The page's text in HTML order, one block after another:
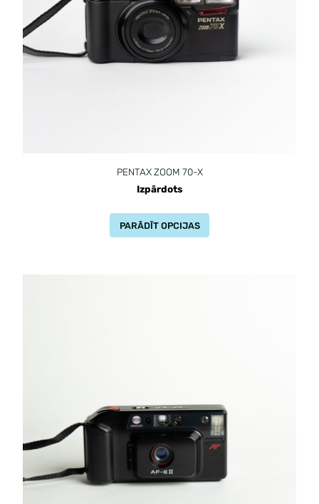
PENTAX ZOOM 70-X
Izpārdots
PARĀDĪT OPCIJAS